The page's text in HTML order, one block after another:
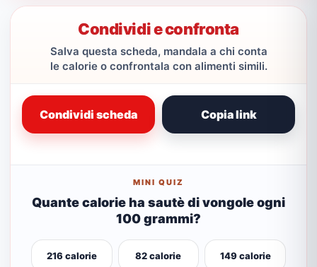
Condividi e confronta
Salva questa scheda, mandala a chi conta
le calorie o confrontala con alimenti simili.
Condividi scheda Copia link
MINI QUIZ
Quante calorie ha sautè di vongole ogni
100 grammi?
216 calorie 82 calorie 149 calorie